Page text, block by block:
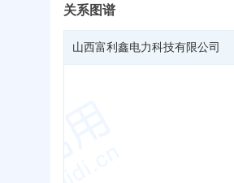
关系图谱
山西富利鑫电力科技有限公司